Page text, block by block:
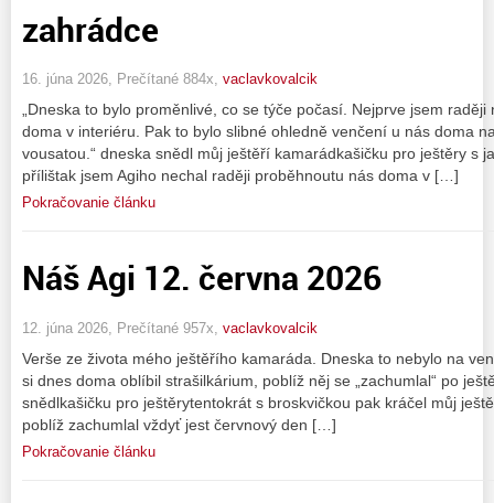
zahrádce
16. júna 2026, Prečítané 884x, vaclavkovalcik
„Dneska to bylo proměnlivé, co se týče počasí. Nejprve jsem
doma v interiéru. Pak to bylo slibné ohledně venčení u nás doma
vousatou.“ dneska snědl můj ještěří kamarádkašičku pro ještěry s
přílištak jsem Agiho nechal raději proběhnoutu nás doma v […]
Pokračovanie článku
Náš Agi 12. června 2026
12. júna 2026, Prečítané 957x, vaclavkovalcik
Verše ze života mého ještěřího kamaráda. Dneska to nebylo na
si dnes doma oblíbil strašilkárium, poblíž něj se „zachumlal“ po
snědlkašičku pro ještěrytentokrát s broskvičkou pak kráčel můj
poblíž zachumlal vždyť jest červnový den […]
Pokračovanie článku